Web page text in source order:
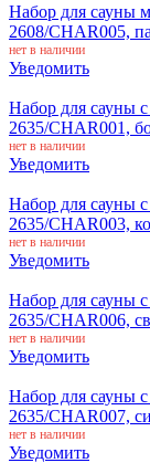
Набор для сауны
2608/CHAR005,
нет в наличии
Уведомить
Набор для сауны
2635/CHAR001,
нет в наличии
Уведомить
Набор для сауны
2635/CHAR003,
нет в наличии
Уведомить
Набор для сауны
2635/CHAR006,
нет в наличии
Уведомить
Набор для сауны
2635/CHAR007,
нет в наличии
Уведомить